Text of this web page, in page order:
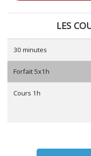
LES
30 minutes
Forfait 5x1h
Cours 1h